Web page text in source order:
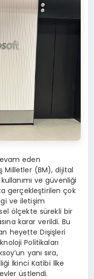
eden
Milletler (BM), dijital
ve güvenliği
gerçekleştirilen çok
ve iletişim
ölçekte sürekli bir
karar verildi. Bu
heyette Dışişleri
Politikaları
yanı sıra,
İkinci Katibi İlke
üstlendi.